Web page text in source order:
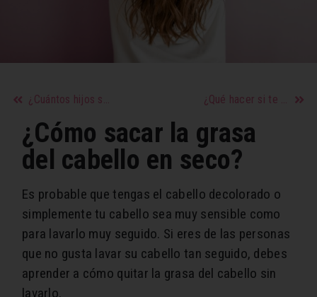
¿Cuántos hijos se recomienda tener? ¿Qué hacer si te gusta tu cuñado?
¿Cómo sacar la grasa
del cabello en seco?
Es probable que tengas el cabello decolorado o
simplemente tu cabello sea muy sensible como
para lavarlo muy seguido. Si eres de las personas
que no gusta lavar su cabello tan seguido, debes
aprender a cómo quitar la grasa del cabello sin
lavarlo.